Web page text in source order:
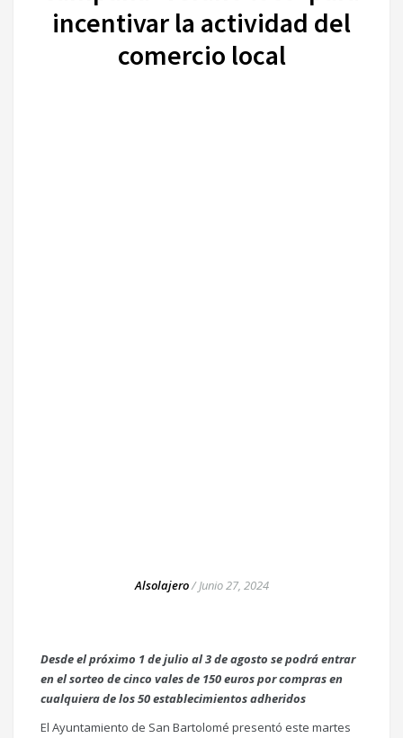
incentivar la actividad del
comercio local
Alsolajero/Junio 27, 2024
Desde el próximo 1 de julio al 3 de agosto se podrá entrar
en el sorteo de cinco vales de 150 euros por compras en
cualquiera de los 50 establecimientos adheridos
El Ayuntamiento de San Bartolomé presentó este martes